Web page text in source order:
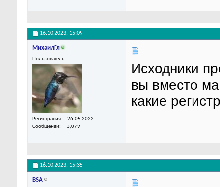
16.10.2023, 15:09
МихаилГл
Пользователь
Регистрация
26.05.2022
Сообщений
3,079
Исходники
вы вместо
какие
16.10.2023, 15:35
BSA